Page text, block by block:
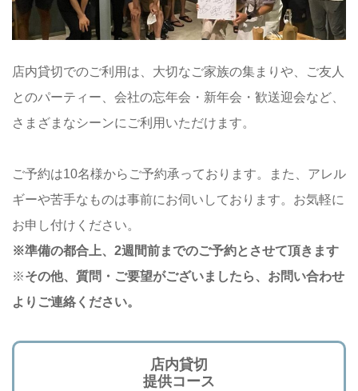
店内貸切でのご利用は、大切なご家族の集まりや、ご友人
とのパーティー、会社の忘年会・新年会・歓送迎会など、
さまざまなシーンにご利用いただけます。
ご予約は10名様からご予約承っております。また、アレル
ギーや苦手なものは事前にお伺いしております。お気軽に
お申し付けください。
※準備の都合上、2週間前までのご予約とさせて頂きます
※その他、質問・ご要望がございましたら、 お問い合わせ
よりご連絡ください。
店内貸切
提供コース